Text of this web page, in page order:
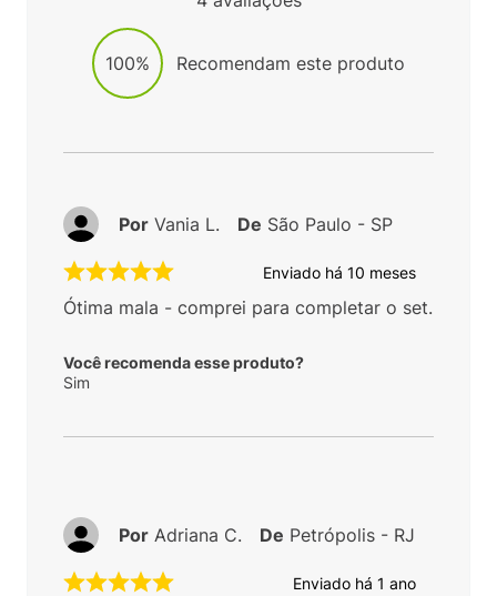
100% Recomendam este produto
Enviado há 10 meses
Ótima mala - comprei para completar o set.
Você recomenda esse produto?
Sim
Por Vania L. De São Paulo - SP
Enviado há 1 ano
Por Adriana C. De Petrópolis - RJ